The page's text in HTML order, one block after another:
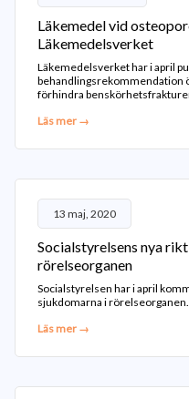
Läkemedel vid
Läkemedelsverket
Läkemedelsverket har i april
behandlingsrekommendation
förhindra
Läs mer →
13 maj, 2020
Socialstyrelsens nya
rörelseorganen
Socialstyrelsen har i april
sjukdomarna i rörelseorganen.
Läs mer →